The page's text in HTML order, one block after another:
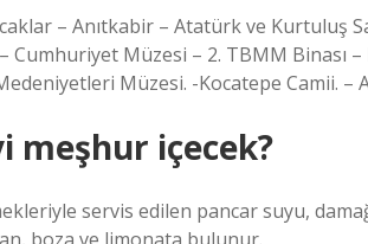
– Anıtkabir – Atatürk ve Kurtuluş
Cumhuriyet Müzesi – 2. TBMM Binası
Müzesi. -Kocatepe Camii.
meşhur içecek?
servis edilen pancar suyu,